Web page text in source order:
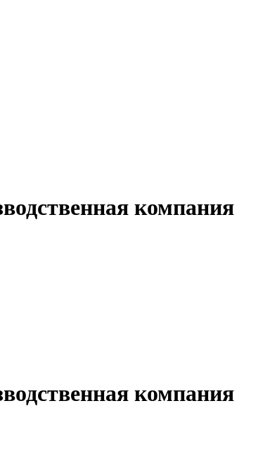
компания
компания